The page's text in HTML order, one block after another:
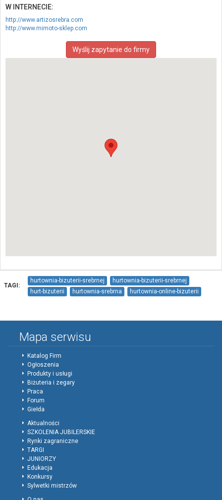
W INTERNECIE:
http://www.artizosrebra.com
http://www.mimoto-sklep.com
Wyślij zapytanie do firmy
TAGI:
hurtownia-bizuterii-srebrnej
hurtownia-bizuterii-srebrnej
hurt-bizuterii
hurtownia-srebrna
hurtownia-online-bizuterii
Mapa serwisu
Katalog Firm
Ogłoszenia
Produkty i usługi
Biżuteria i zegary
Praca
Forum
Giełda
Aktualności
SZKOLENIA JUBILERSKIE
Rynki zagraniczne
TARGI
JUNIORZY
Edukacja
Konkursy
Sylwetki mistrzów